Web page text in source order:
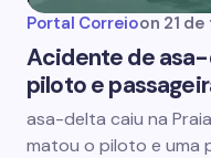
Portal Correioon 21
Acidente de
piloto e
asa-delta caiu na
matou o piloto e uma